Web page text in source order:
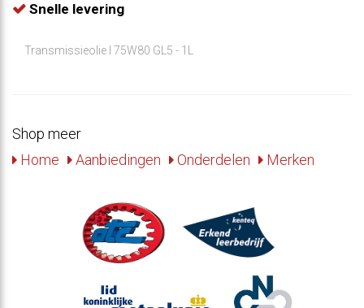
Snelle levering
Transmissieolie l 75W80 GL5 - 1L
Shop meer
Home
Aanbiedingen Onderdelen Merken